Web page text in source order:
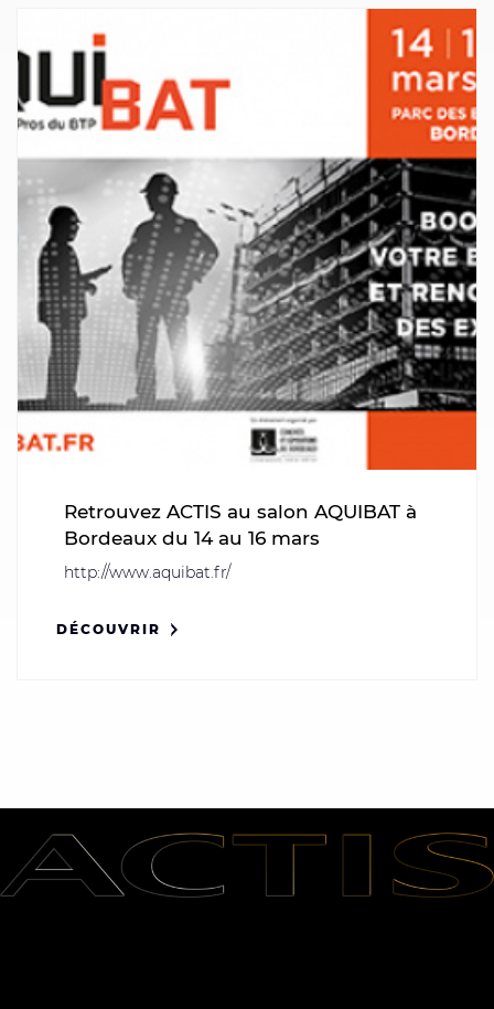
Retrouvez ACTIS au salon AQUIBAT à
Bordeaux du 14 au 16 mars
http://www.aquibat.fr/
DÉCOUVRIR